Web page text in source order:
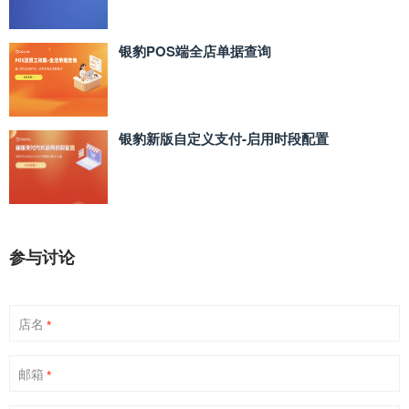
银豹POS端全店单据查询
银豹新版自定义支付‑启用时段配置
参与讨论
店名 *
邮箱 *